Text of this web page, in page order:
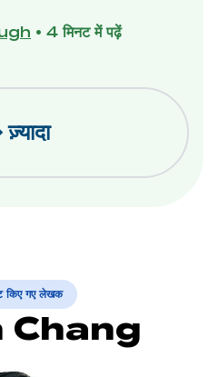
• 4 मिनट में पढ़ें
ज़्यादा
किए गए लेखक
Chang